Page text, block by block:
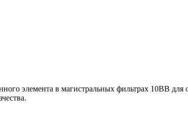
элемента в магистральных фильтрах 10ВВ для